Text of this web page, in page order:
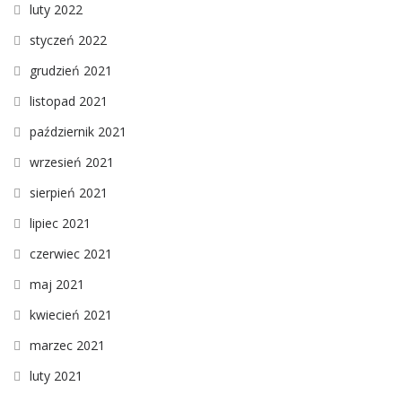
luty 2022
styczeń 2022
grudzień 2021
listopad 2021
październik 2021
wrzesień 2021
sierpień 2021
lipiec 2021
czerwiec 2021
maj 2021
kwiecień 2021
marzec 2021
luty 2021